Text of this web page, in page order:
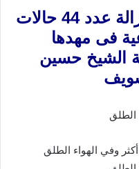
وأسفرت الحملة عن إزالة عدد 44 حالات
فى مهدها
الشيخ حسين